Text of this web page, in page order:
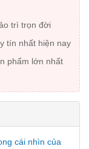
trì trọn đời
tín nhất hiện nay
phẩm lớn nhất
cái nhìn của